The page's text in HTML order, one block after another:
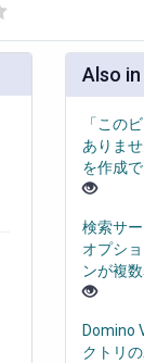
Also
「この
ありま
を作成
検索サ
オプシ
ンが複
Domino
クトリ